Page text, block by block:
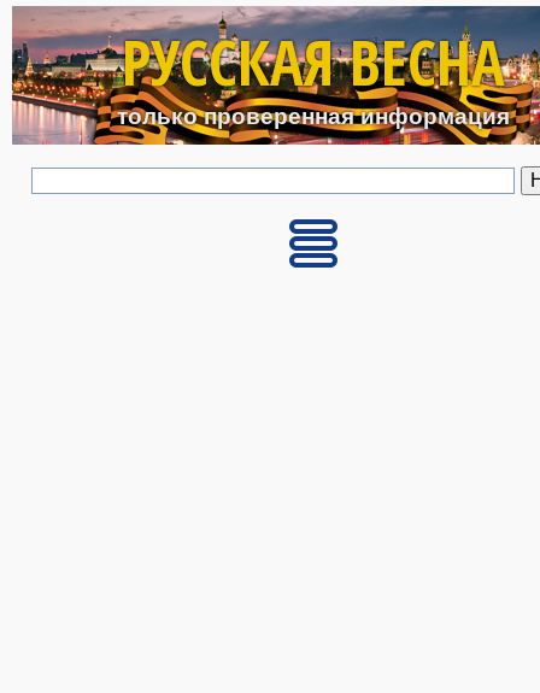
Перейти к основному
РУССКАЯ ВЕСНА
только проверенная информация